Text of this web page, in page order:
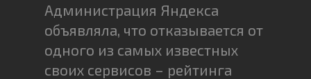
Администрация Яндекса
объявляла, что отказывается от
одного из самых известных
своих сервисов – рейтинга